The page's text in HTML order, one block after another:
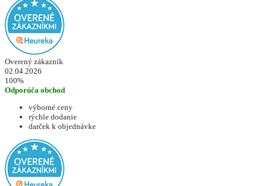
Overený zákazník
02.04.2026
100%
Odporúča obchod
výborné ceny
rýchle dodanie
darček k objednávke